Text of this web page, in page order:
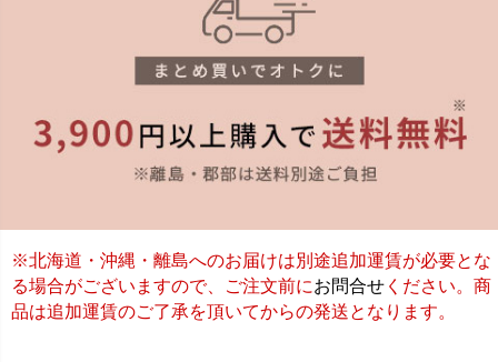
※北海道・沖縄・離島へのお届けは別途追加運賃が必要とな
る場合がございますので、ご注文前にお問合せ ください。商
品は追加運賃のご了承を頂いてからの発送となります。